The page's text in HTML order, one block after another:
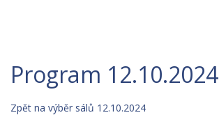
Program 12.10.2024
Zpět na výběr sálů 12.10.2024